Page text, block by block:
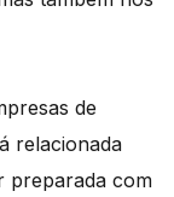
de
relacionada
preparada com